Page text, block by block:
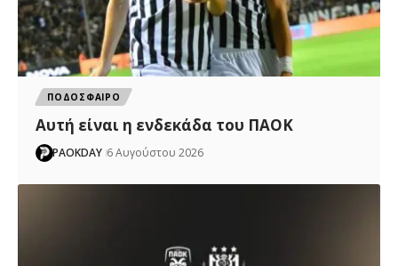
ΠΟΔΟΣΦΑΙΡΟ
Αυτή είναι η ενδεκάδα του ΠΑΟΚ
PAOKDAY 6 Αυγούστου 2026